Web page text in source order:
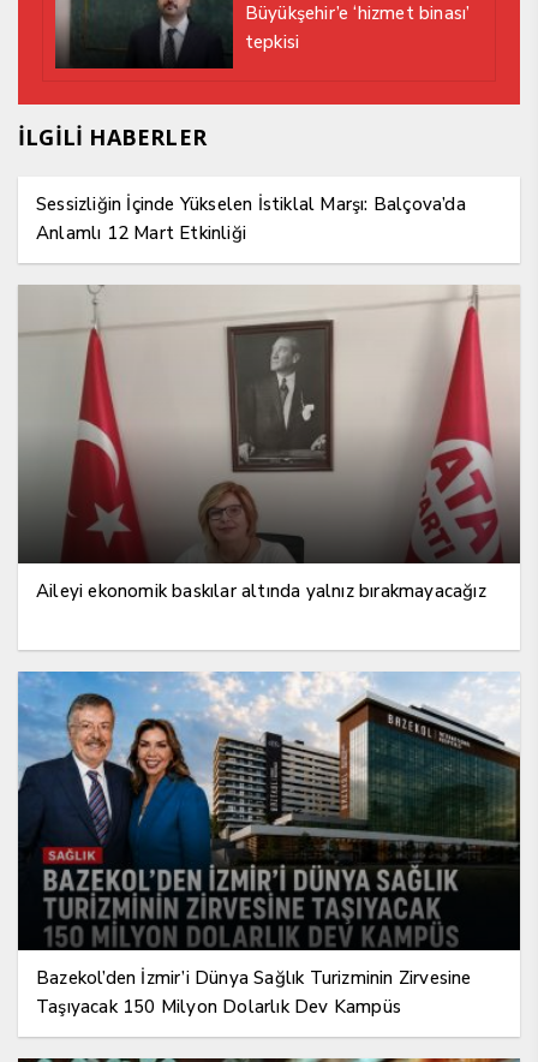
Büyükşehir’e ‘hizmet binası’
tepkisi
İLGİLİ HABERLER
Sessizliğin İçinde Yükselen İstiklal Marşı: Balçova’da
Anlamlı 12 Mart Etkinliği
Aileyi ekonomik baskılar altında yalnız bırakmayacağız
Bazekol’den İzmir’i Dünya Sağlık Turizminin Zirvesine
Taşıyacak 150 Milyon Dolarlık Dev Kampüs